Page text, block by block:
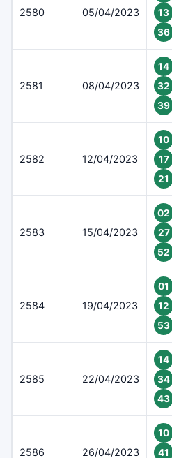
2580 05/04/2023
13
36
2581 08/04/2023
14
32
39
2582 12/04/2023
10
17
21
2583 15/04/2023
02
27
52
2584 19/04/2023
01
12
53
2585 22/04/2023
14
34
43
2586 26/04/2023
10
41